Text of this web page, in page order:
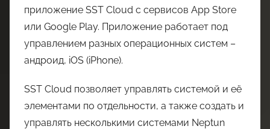
приложение SST Cloud с сервисов App Store
или Google Play. Приложение работает под
управлением разных операционных систем –
андроид, iOS (iPhone).
SST Cloud позволяет управлять системой и её
элементами по отдельности, а также создать и
управлять несколькими системами Neptun